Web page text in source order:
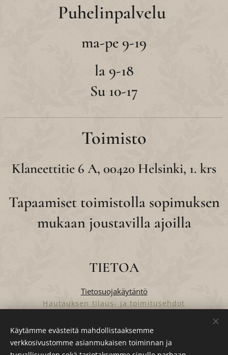
Puhelinpalvelu
ma-pe 9-19
la 9-18
Su 10-17
Toimisto
Klaneettitie 6 A, 00420 Helsinki, 1. krs
Tapaamiset toimistolla sopimuksen
mukaan joustavilla ajoilla
TIETOA
Tietosuojakäytäntö
Hautauksen tilaus- ja toimitusehdot
Käytämme evästeitä mahdollistaaksemme
verkkosivustomme asianmukaisen toiminnan ja